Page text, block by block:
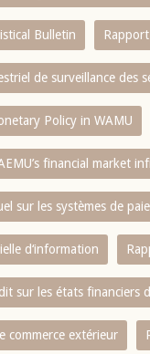
Bulletin
de surveillance des
Policy in WAMU
financial market
sur les systèmes de
d‘information
sur les états financiers
commerce extérieur